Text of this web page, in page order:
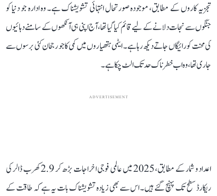
تجزیہ کاروں کے مطابق، موجودہ صورتحال انتہائی تشویشناک ہے۔ وہ ادارہ جو دنیا کو
جنگوں سے نجات دلانے کے لیے قائم کیا گیا تھا، آج اپنی ہی آنکھوں کے سامنے دہائیوں
کی محنت کو رائیگاں جاتے دیکھ رہا ہے۔ ایٹمی ہتھیاروں میں کمی کا جو رجحان کئی برسوں سے
جاری تھا، وہ اب خطرناک حد تک الٹ چکا ہے۔
ADVERTISEMENT
اعداد و شمار کے مطابق، 2025 میں عالمی فوجی اخراجات بڑھ کر 2.9 کھرب ڈالر کی
ریکارڈ سطح تک پہنچ گئے ہیں۔ اس سے بھی زیادہ تشویشناک بات یہ ہے کہ طاقت کے